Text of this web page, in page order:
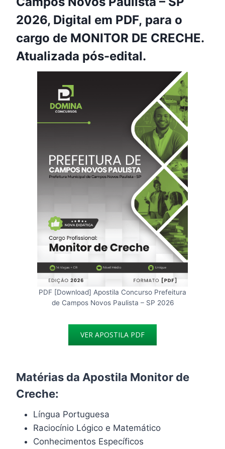
2026, Digital em PDF, para o
cargo de MONITOR DE CRECHE.
Atualizada pós-edital.
PDF [Download] Apostila Concurso Prefeitura
de Campos Novos Paulista – SP 2026
VER APOSTILA PDF
Matérias da Apostila Monitor de
Creche:
Língua Portuguesa
Raciocínio Lógico e Matemático
Conhecimentos Específicos